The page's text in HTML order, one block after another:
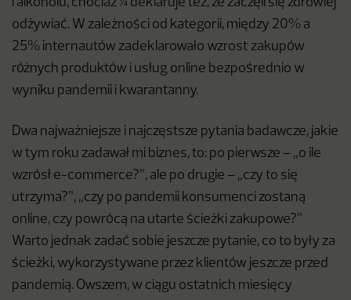
i alkoholu, chociaż ¼ deklaruje też, że zaczęli się zdrowiej
odżywiać. W zależności od kategorii, między 20% a
25% internautów zadeklarowało wzrost zakupów
różnych produktów i usług online bezpośrednio w
wyniku pandemii i kwarantanny.
Dwa najważniejsze i najczęstsze pytania badawcze, jakie
w tym roku zadawał mi biznes, to: po pierwsze – „o ile
wzrósł e-commerce?”, ale po drugie – „czy to się
utrzyma?”, „czy po pandemii konsumenci zostaną
online, czy powrócą na utarte ścieżki zakupowe?”
Warto jednak zadać sobie jeszcze pytanie, co to były za
ścieżki, wykorzystywane przez klientów jeszcze przed
pandemią. Owszem, w ciągu ostatnich miesięcy